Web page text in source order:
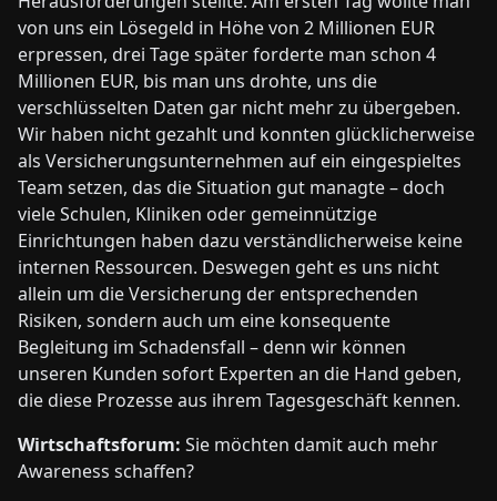
von uns ein Lösegeld in Höhe von 2 Millionen EUR
erpressen, drei Tage später forderte man schon 4
Millionen EUR, bis man uns drohte, uns die
verschlüsselten Daten gar nicht mehr zu übergeben.
Wir haben nicht gezahlt und konnten glücklicherweise
als Versicherungsunternehmen auf ein eingespieltes
Team setzen, das die Situation gut managte – doch
viele Schulen, Kliniken oder gemeinnützige
Einrichtungen haben dazu verständlicherweise keine
internen Ressourcen. Deswegen geht es uns nicht
allein um die Versicherung der entsprechenden
Risiken, sondern auch um eine konsequente
Begleitung im Schadensfall – denn wir können
unseren Kunden sofort Experten an die Hand geben,
die diese Prozesse aus ihrem Tagesgeschäft kennen.
Wirtschaftsforum: Sie möchten damit auch mehr
Awareness schaffen?